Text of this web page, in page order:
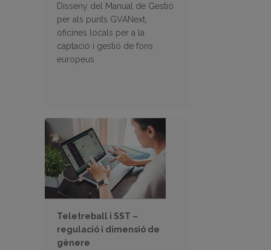
Disseny del Manual de Gestió
per als punts GVANext,
oficines locals per a la
captació i gestió de fons
europeus
Teletreball i SST –
regulació i dimensió de
gènere